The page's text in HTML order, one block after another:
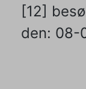
[12]
den: 08-